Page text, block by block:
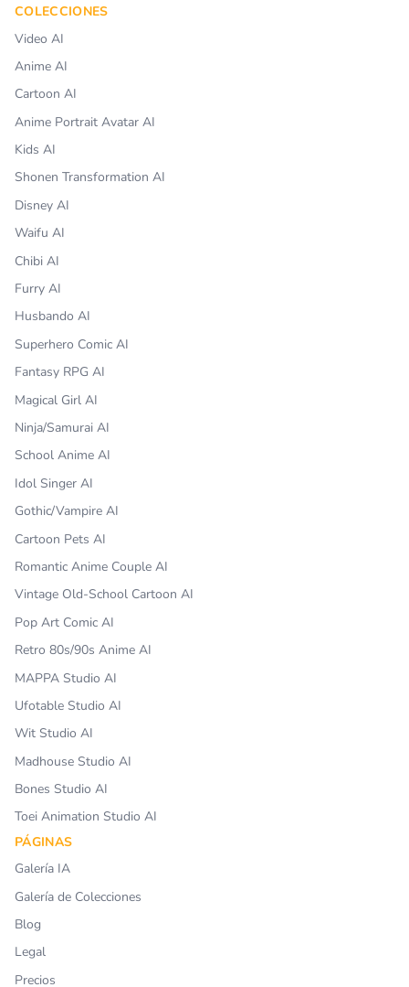
COLECCIONES
Video AI
Anime AI
Cartoon AI
Anime Portrait Avatar AI
Kids AI
Shonen Transformation AI
Disney AI
Waifu AI
Chibi AI
Furry AI
Husbando AI
Superhero Comic AI
Fantasy RPG AI
Magical Girl AI
Ninja/Samurai AI
School Anime AI
Idol Singer AI
Gothic/Vampire AI
Cartoon Pets AI
Romantic Anime Couple AI
Vintage Old-School Cartoon AI
Pop Art Comic AI
Retro 80s/90s Anime AI
MAPPA Studio AI
Ufotable Studio AI
Wit Studio AI
Madhouse Studio AI
Bones Studio AI
Toei Animation Studio AI
PÁGINAS
Galería IA
Galería de Colecciones
Blog
Legal
Precios